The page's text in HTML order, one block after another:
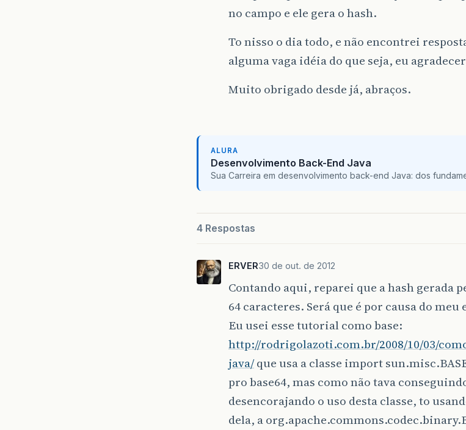
no campo e ele gera o hash.
To nisso o dia todo, e não encontrei
alguma vaga idéia do que seja, eu
Muito obrigado desde já, abraços.
ALURA
Desenvolvimento Back-End Java
Sua Carreira em desenvolvimento back-end Java: dos
4 Respostas
ERVER30 de out. de 2012
Contando aqui, reparei que a hash gerada
64 caracteres. Será que é por causa do meu
Eu usei esse tutorial como base:
http://rodrigolazoti.com.br/2008/10/03/
java/que usa a classe import
pro base64, mas como não tava
desencorajando o uso desta classe, to
dela, a